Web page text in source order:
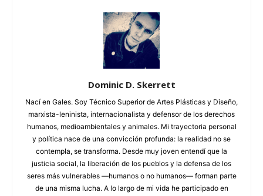
Dominic D. Skerrett
Nací en Gales. Soy Técnico Superior de Artes Plásticas y Diseño,
marxista-leninista, internacionalista y defensor de los derechos
humanos, medioambientales y animales. Mi trayectoria personal
y política nace de una convicción profunda: la realidad no se
contempla, se transforma. Desde muy joven entendí que la
justicia social, la liberación de los pueblos y la defensa de los
seres más vulnerables —humanos o no humanos— forman parte
de una misma lucha. A lo largo de mi vida he participado en